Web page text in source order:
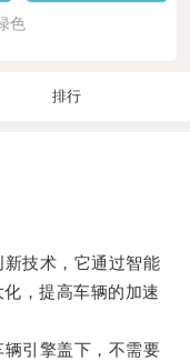
色
排行
技术，它通过智能
，提高车辆的加速
引擎盖下，不需要